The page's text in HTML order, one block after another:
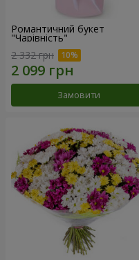
Романтичний букет
"Чарівність"
2 332 грн
Замовити